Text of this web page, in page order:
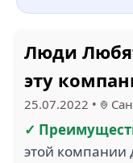
Люди
эту
25.07.2022 •
✓
этой компании